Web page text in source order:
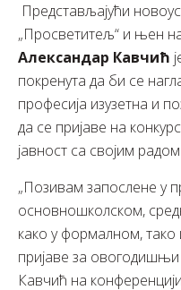
Представљајући
„Просветитељ“ и њен
Александар Кавчић
покренута да би се
професија изузетна и
да се пријаве на
јавност са својим
„Позивам запослене у
основношколском,
како у формалном,
пријаве за овогодишњи
Кавчић на